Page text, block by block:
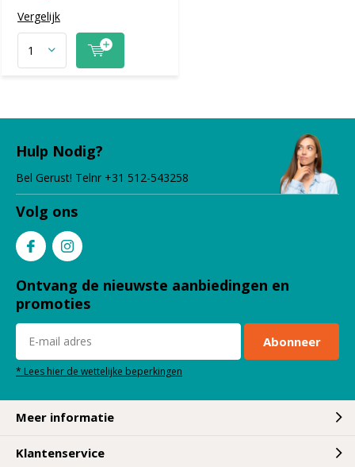
Vergelijk
Hulp Nodig?
Bel Gerust! Telnr +31 512-543258
Volg ons
Ontvang de nieuwste aanbiedingen en
promoties
Abonneer
* Lees hier de wettelijke beperkingen
Meer informatie
Klantenservice